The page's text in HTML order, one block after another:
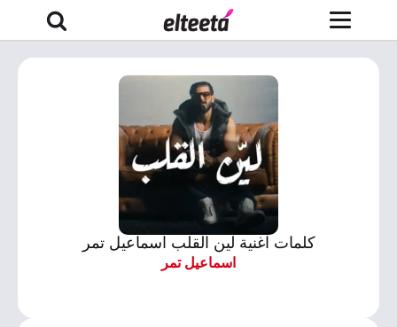
كلمات اغنية لين القلب اسماعيل تمر
اسماعيل تمر